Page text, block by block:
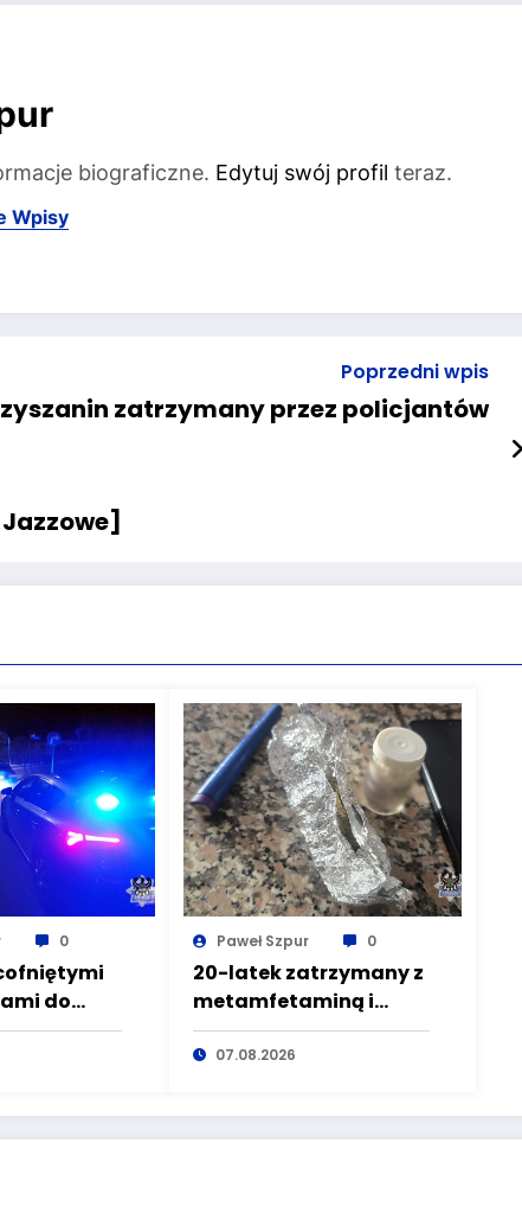
biograficzne. Edytuj swój profil teraz.
Wpisy
Poprzedni wpis
zatrzymany przez policjantów
Jazzowe]
0
do
z
Paweł Szpur 0
20-latek zatrzymany z
metamfetaminą i
marihuaną przez
głuszyckich
07.08.2026